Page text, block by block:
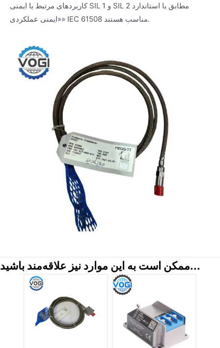
کاربردهای مرتبط با ایمنی SIL 1 و SIL 2 مطابق با استاندارد
«ایمنی عملکردی» IEC 61508 مناسب هستند.
ممکن است به این موارد نیز علاقه‌مند باشید...